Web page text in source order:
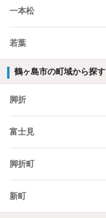
一本松
若葉
鶴ヶ島市の町域から探す
脚折
富士見
脚折町
新町